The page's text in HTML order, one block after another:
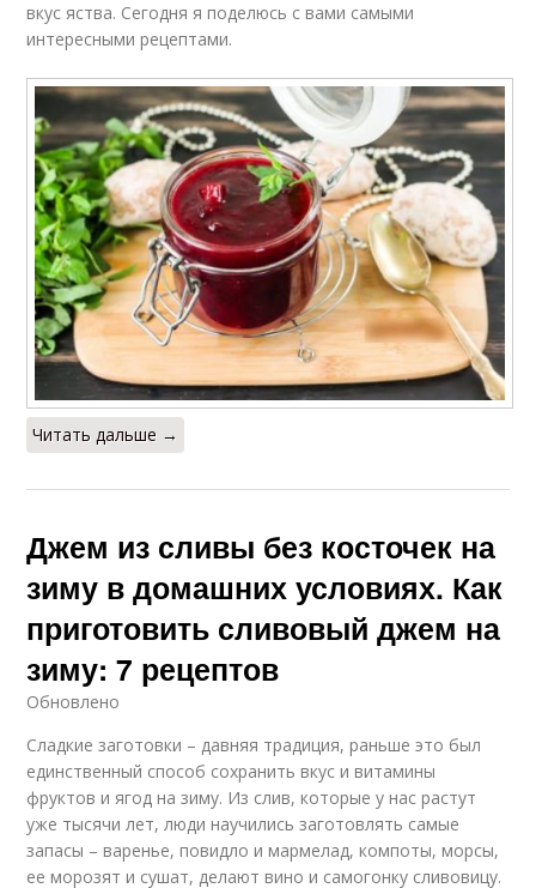
вкус яства. Сегодня я поделюсь с вами самыми
интересными рецептами.
Читать дальше →
Джем из сливы без косточек на
зиму в домашних условиях. Как
приготовить сливовый джем на
зиму: 7 рецептов
Обновлено
Сладкие заготовки – давняя традиция, раньше это был
единственный способ сохранить вкус и витамины
фруктов и ягод на зиму. Из слив, которые у нас растут
уже тысячи лет, люди научились заготовлять самые
запасы – варенье, повидло и мармелад, компоты, морсы,
ее морозят и сушат, делают вино и самогонку сливовицу.